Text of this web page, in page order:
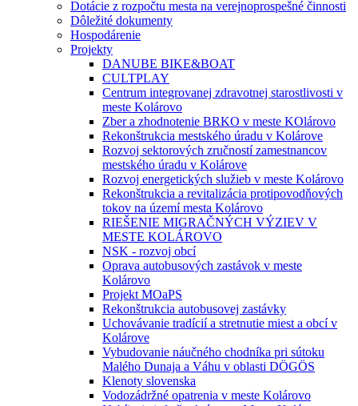
Dotácie z rozpočtu mesta na verejnoprospešné činnosti
Dôležité dokumenty
Hospodárenie
Projekty
DANUBE BIKE&BOAT
CULTPLAY
Centrum integrovanej zdravotnej starostlivosti v
meste Kolárovo
Zber a zhodnotenie BRKO v meste KOlárovo
Rekonštrukcia mestského úradu v Kolárove
Rozvoj sektorových zručností zamestnancov
mestského úradu v Kolárove
Rozvoj energetických služieb v meste Kolárovo
Rekonštrukcia a revitalizácia protipovodňových
tokov na území mesta Kolárovo
RIEŠENIE MIGRAČNÝCH VÝZIEV V
MESTE KOLÁROVO
NSK - rozvoj obcí
Oprava autobusových zastávok v meste
Kolárovo
Projekt MOaPS
Rekonštrukcia autobusovej zastávky
Uchovávanie tradícií a stretnutie miest a obcí v
Kolárove
Vybudovanie náučného chodníka pri sútoku
Malého Dunaja a Váhu v oblasti DÖGÖS
Klenoty slovenska
Vodozádržné opatrenia v meste Kolárovo